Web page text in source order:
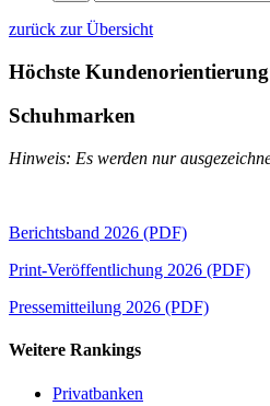
zurück zur Übersicht
Höchste Kundenorientierung
Schuhmarken
Hinweis: Es werden nur
Berichtsband 2026 (PDF)
Print-Veröffentlichung 2026 (PDF)
Pressemitteilung 2026 (PDF)
Weitere Rankings
Privatbanken